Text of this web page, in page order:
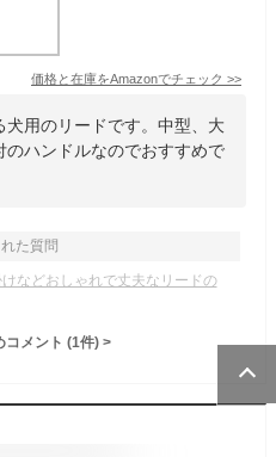
価格と在庫をAmazonでチェック >>
用のリードです。中型、大
ハンドルなのでおすすめで
た質問
などおしゃれで丈夫なリードの
コメント (1件) >